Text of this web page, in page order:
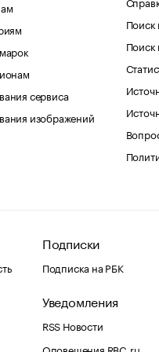
сервиса
изображений
Подписки
Подписка на РБК
Уведомления
RSS Новости
Оповещения RBC.ru